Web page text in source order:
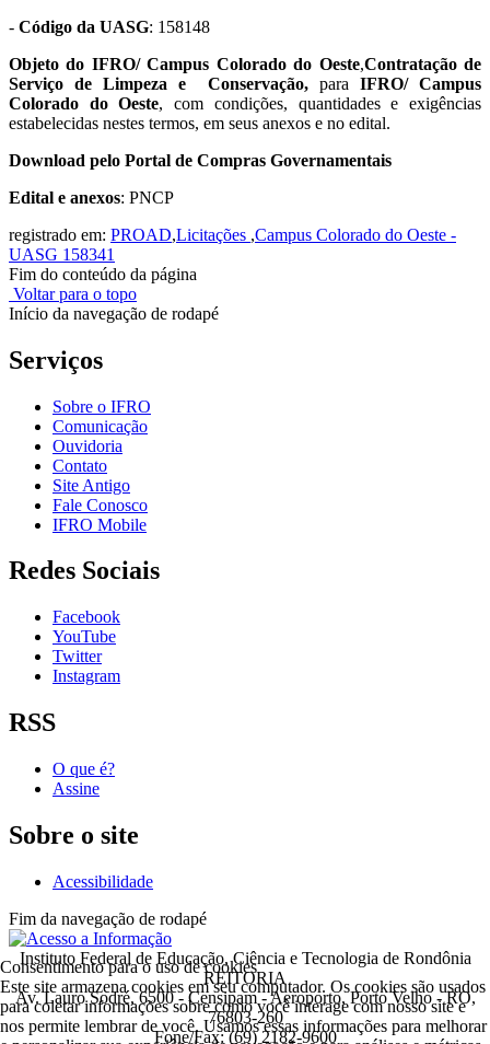
- Código da UASG: 158148
Objeto do IFRO/ Campus Colorado do Oeste,Contratação de
Serviço de Limpeza e Conservação, para IFRO/ Campus
Colorado do Oeste, com condições, quantidades e exigências
estabelecidas nestes termos, em seus anexos e no edital.
Download pelo Portal de Compras Governamentais
Edital e anexos: PNCP
registrado em: PROAD,Licitações ,Campus Colorado do Oeste -
UASG 158341
Fim do conteúdo da página
Voltar para o topo
Início da navegação de rodapé
Serviços
Sobre o IFRO
Comunicação
Ouvidoria
Contato
Site Antigo
Fale Conosco
IFRO Mobile
Redes Sociais
Facebook
YouTube
Twitter
Instagram
RSS
O que é?
Assine
Sobre o site
Acessibilidade
Fim da navegação de rodapé
Instituto Federal de Educação, Ciência e Tecnologia de Rondônia
REITORIA
Av. Lauro Sodré, 6500 - Censipam - Aeroporto, Porto Velho - RO,
76803-260
Fone/Fax: (69) 2182-9600
Consentimento para o uso de cookies
Este site armazena cookies em seu computador. Os cookies são usados
para coletar informações sobre como você interage com nosso site e
nos permite lembrar de você. Usamos essas informações para melhorar